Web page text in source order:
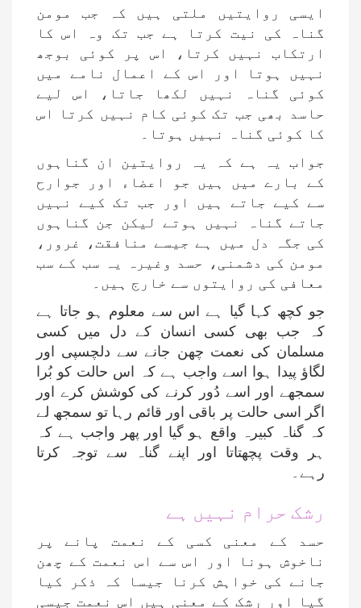
ایسی روایتیں ملتی ہیں کہ جب مومن
گناہ کی نیت کرتا ہے جب تک وہ اس کا
ارتکاب نہیں کرتا، اس پر کوئی بوجھ
نہیں ہوتا اور اس کے اعمال نامے میں
کوئی گناہ نہیں لکھا جاتا، اس لیے
حاسد بھی جب تک کوئی کام نہیں کرتا اس
کا کوئی گناہ نہیں ہوتا۔
جواب یہ ہے کہ یہ روایتین ان گناہوں
کے بارے میں ہیں جو اعضاء اور جوارح
سے کیے جاتے ہیں اور جب تک کیے نہیں
جاتے گناہ نہیں ہوتے لیکن جن گناہوں
کی جگہ دل میں ہے جیسے منافقت، غرور،
مومن کی دشمنی، حسد وغیرہ یہ سب کے سب
معافی کی روایتوں سے خارج ہیں۔
جو کچھ کہا گیا ہے اس سے معلوم ہو جاتا ہے
کہ جب بھی کسی انسان کے دل میں کسی
مسلمان کی نعمت چھن جانے سے دلچسپی اور
لگاؤ پیدا ہوا اسے واجب ہے کہ اس حالت کو بُرا
سمجھے اور اسے دُور کرنے کی کوشش کرے اور
اگر اسی حالت پر باقی اور قائم رہا تو سمجھ لے
کہ گناہ کبیرہ واقع ہو گیا اور پھر واجب ہے کہ
ہر وقت پچھتاتا اور اپنے گناہ سے توجہ کرتا
رہے۔
رشک حرام نہیں ہے
حسد کے معنی کسی کے نعمت پانے پر
ناخوش ہونا اور اس سے اس نعمت کے چھن
جانے کی خواہش کرنا جیسا کہ ذکر کیا
گیا اور رشک کے معنی ہیں اس نعمت جیسی